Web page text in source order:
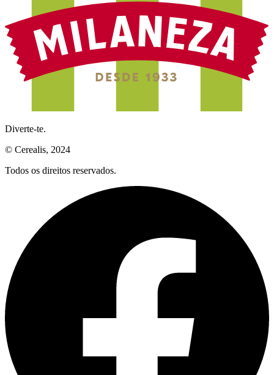
Diverte-te.
© Cerealis, 2024
Todos os direitos reservados.